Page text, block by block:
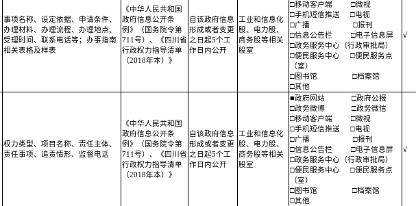
事项名称、设定依据、申请条件、
办理材料、办理流程、办理地点、
受理时间、联系电话等；办事指南
相关表格及样表
《中华人民共和国
政府信息公开条
例》（国务院令第
711号）、《四川省
行政权力指导清单
（2018年本）》
自该政府信息
形成或者变更
之日起5个工
作日内公开
工业和信息化
股、电力股、
商务股等相关
股室
□移动客户端
□微视
□手机短信推送
□电视
□广播
□报刊
□信息公告栏
□电子信息屏
□政务服务中心（行政审批局）
□便民服务中心
□便民服务点
（室）
□图书馆
□档案馆
□其他
√
权力类型、项目名称、责任主体、
责任事项、追责情形、监督电话
《中华人民共和国
政府信息公开条
例》（国务院令第
711号）、《四川省
行政权力指导清单
（2018年本）》
自该政府信息
形成或者变更
之日起5个工
作日内公开
工业和信息化
股、电力股、
商务股等相关
股室
■政府网站
□政府公报
□政务微博
□政务微信
□移动客户端
□微视
□手机短信推送
□电视
□广播
□报刊
□信息公告栏
□电子信息屏
□政务服务中心（行政审批局）
□便民服务中心
□便民服务点
（室）
□图书馆
□档案馆
□其他
√